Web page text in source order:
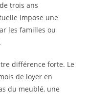
trois ans
impose une
les familles ou
différence forte. Le
de loyer en
du meublé, une